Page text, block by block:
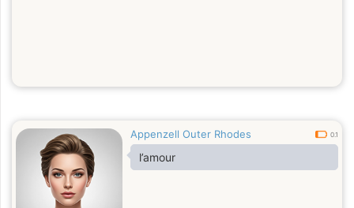
Appenzell Outer Rhodes 0.1
l’amour